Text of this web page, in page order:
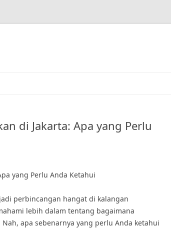
di Jakarta: Apa yang Perlu
yang Perlu Anda Ketahui
perbincangan hangat di kalangan
lebih dalam tentang bagaimana
apa sebenarnya yang perlu Anda ketahui